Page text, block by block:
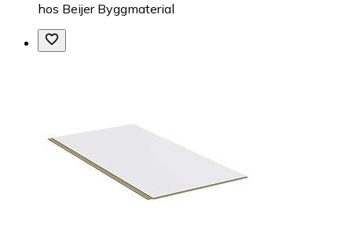
hos Beijer Byggmaterial